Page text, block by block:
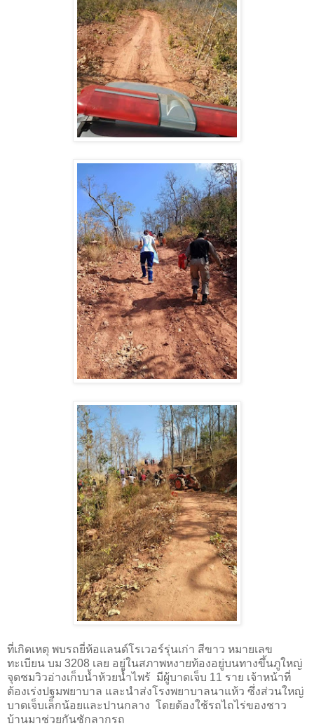
ที่เกิดเหตุ พบรถยี่ห้อแลนด์โรเวอร์รุ่นเก่า สีขาว หมายเลข
ทะเบียน บม 3208 เลย อยู่ในสภาพหงายท้องอยู่บนทางขึ้นภูใหญ่
จุดชมวิวอ่างเก็บน้ำห้วยน้ำไพร้ มีผู้บาดเจ็บ 11 ราย เจ้าหน้าที่
ต้องเร่งปฐมพยาบาล และนำส่งโรงพยาบาลนาแห้ว ซึ่งส่วนใหญ่
บาดเจ็บเล็กน้อยและปานกลาง โดยต้องใช้รถไถไร่ของชาว
บ้านมาช่วยกันชักลากรถ